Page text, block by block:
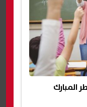
المبارك